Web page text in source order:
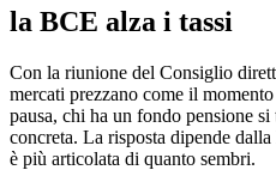
la BCE alza i tassi
Con la riunione del Consiglio
mercati prezzano come il
pausa, chi ha un fondo pensione
concreta. La risposta dipende
è più articolata di quanto sembri.